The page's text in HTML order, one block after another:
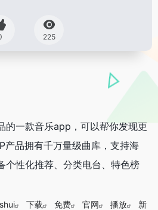
225
的一款音乐app，可以帮你发现更
产品拥有千万量级曲库，支持海
个性化推荐、分类电台、特色榜
下载 免费 官网 播放
新